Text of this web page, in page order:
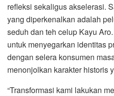
refleksi sekaligus akselerasi.
yang diperkenalkan adalah
seduh dan teh celup Kayu
untuk menyegarkan identitas
dengan selera konsumen
menonjolkan karakter historis
“Transformasi kami lakukan